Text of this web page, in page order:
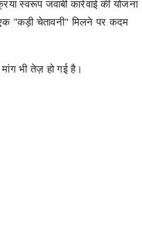
स्वरूप जवाबी कार्रवाई की योजना
"कड़ी चेतावनी" मिलने पर कदम
भी तेज़ हो गई है।